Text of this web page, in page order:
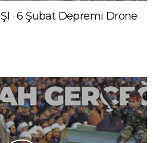
· 6 Şubat Depremi Drone